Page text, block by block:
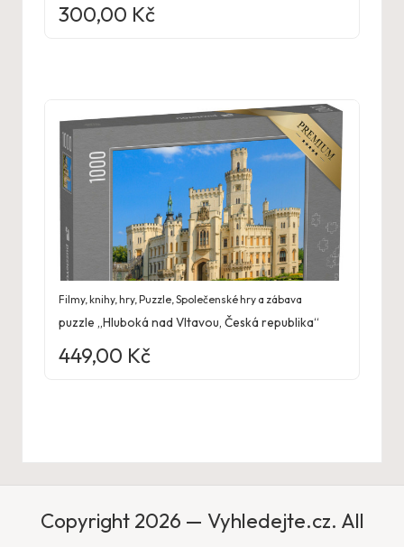
300,00 Kč
Filmy, knihy, hry,Puzzle ,Společenské hry a zábava
puzzle „Hluboká nad Vltavou, Česká republika“
449,00 Kč
Copyright 2026 — Vyhledejte.cz. All